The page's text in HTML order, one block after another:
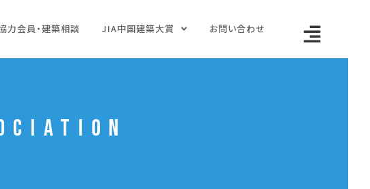
力会員・建築相談 JIA中国建築大賞 お問い合わせ